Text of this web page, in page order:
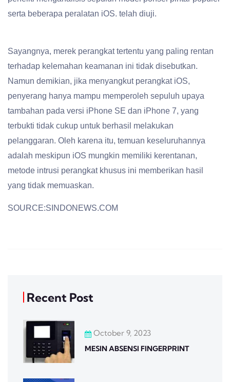
serta beberapa peralatan iOS. telah diuji.
Sayangnya, merek perangkat tertentu yang paling rentan
terhadap kelemahan keamanan ini tidak disebutkan.
Namun demikian, jika menyangkut perangkat iOS,
penyerang hanya mampu memperoleh sepuluh upaya
tambahan pada versi iPhone SE dan iPhone 7, yang
terbukti tidak cukup untuk berhasil melakukan
pelanggaran. Oleh karena itu, temuan keseluruhannya
adalah meskipun iOS mungkin memiliki kerentanan,
metode intrusi perangkat khusus ini memberikan hasil
yang tidak memuaskan.
SOURCE:SINDONEWS.COM
Recent Post
October 9, 2023
MESIN ABSENSI FINGERPRINT